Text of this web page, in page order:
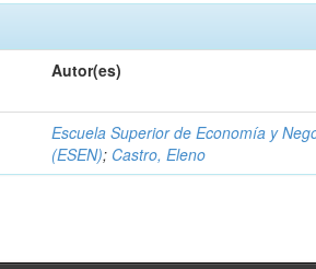
Autor(es)
Escuela Superior de Economía y
(ESEN); Castro, Eleno